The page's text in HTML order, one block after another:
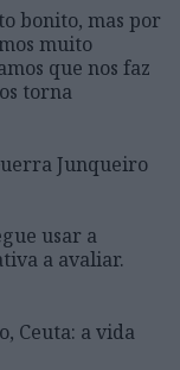
bonito, mas por
muito
que nos faz
torna
Junqueiro
usar a
a avaliar.
Ceuta: a vida